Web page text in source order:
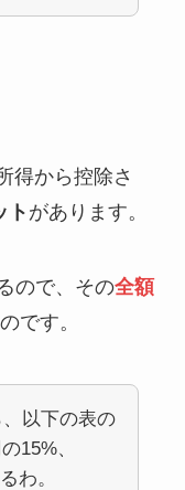
得から控除さ
ト があります。
ので、その全額
のです。
以下の表の
15%、
わ。